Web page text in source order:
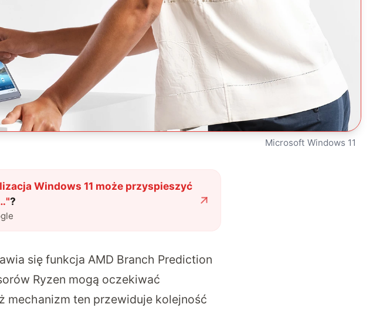
Microsoft Windows 11
Windows 11 może przyspieszyć
"?
się funkcja AMD Branch Prediction
Ryzen mogą oczekiwać
mechanizm ten przewiduje kolejność